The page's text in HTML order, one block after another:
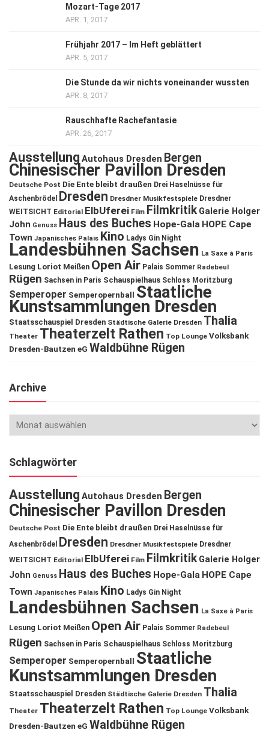
Mozart-Tage 2017
APR. 1, 2017
Frühjahr 2017 – Im Heft geblättert
APR. 5, 2017
Die Stunde da wir nichts voneinander wussten
APR. 8, 2017
Rauschhafte Rachefantasie
APR. 26, 2017
Ausstellung Autohaus Dresden Bergen
Chinesischer Pavillon Dresden
Deutsche Post Die Ente bleibt draußen Drei Haselnüsse für
Aschenbrödel
Dresden Dresdner Musikfestspiele Dresdner
WEITSICHT Editorial ElbUferei Film Filmkritik Galerie Holger
John Genuss Haus des Buches Hope-Gala HOPE Cape
Town Japanisches Palais Kino Ladys Gin Night
Landesbühnen Sachsen La Saxe à Paris
Lesung Loriot Meißen Open Air Palais Sommer Radebeul
Rügen Sachsen in Paris Schauspielhaus Schloss Moritzburg
Semperoper Semperopernball Staatliche
Kunstsammlungen Dresden
Staatsschauspiel Dresden Städtische Galerie Dresden Thalia
Theater Theaterzelt Rathen Top Lounge Volksbank
Dresden-Bautzen eG Waldbühne Rügen
Archive
Schlagwörter
Ausstellung Autohaus Dresden Bergen
Chinesischer Pavillon Dresden
Deutsche Post Die Ente bleibt draußen Drei Haselnüsse für
Aschenbrödel
Dresden Dresdner Musikfestspiele Dresdner
WEITSICHT Editorial ElbUferei Film Filmkritik Galerie Holger
John Genuss Haus des Buches Hope-Gala HOPE Cape
Town Japanisches Palais Kino Ladys Gin Night
Landesbühnen Sachsen La Saxe à Paris
Lesung Loriot Meißen Open Air Palais Sommer Radebeul
Rügen Sachsen in Paris Schauspielhaus Schloss Moritzburg
Semperoper Semperopernball
Staatliche
Kunstsammlungen Dresden
Staatsschauspiel Dresden Städtische Galerie Dresden Thalia
Theater Theaterzelt Rathen Top Lounge Volksbank
Dresden-Bautzen eG Waldbühne Rügen